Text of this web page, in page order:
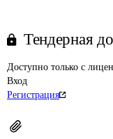
Тендерная
Доступно только с
Вход
Регистрация